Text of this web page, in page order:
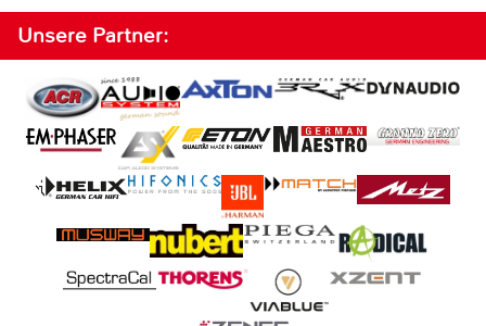
Unsere Partner: